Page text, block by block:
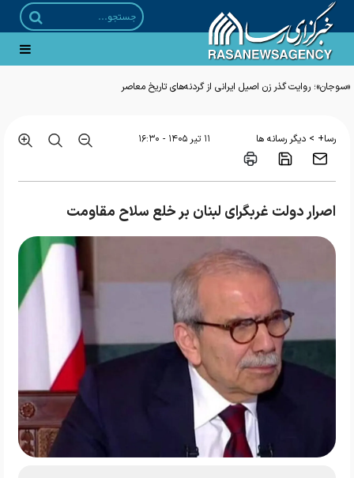
«سوجان»؛ روایت گذر زن اصیل ایرانی از گردنه‌های تاریخ معاصر
رسا+ > دیگر رسانه ها ۱۱ تير ۱۴۰۵ - ۱۶:۳۰
اصرار دولت غربگرای لبنان بر خلع سلاح مقاومت